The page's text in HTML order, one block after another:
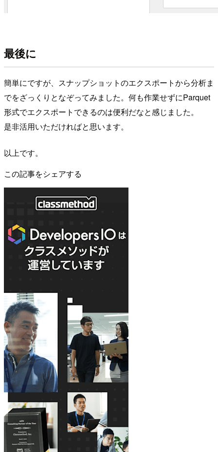
最後に
簡単にですが、スナップショットのエクスポートから分析ま
でをざっくりとなぞってみました。何も作業せずにParquet
形式でエクスポートできるのは便利だなと感じました。
是非活用いただければと思います。
以上です。
この記事をシェアする